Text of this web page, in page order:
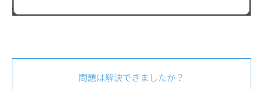
問題は解決できましたか？